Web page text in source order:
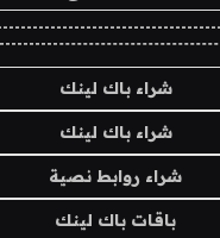
شراء باك لينك
شراء باك لينك
شراء روابط نصية
باقات باك لينك